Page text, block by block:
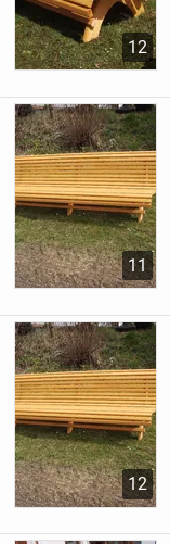
12
11
12